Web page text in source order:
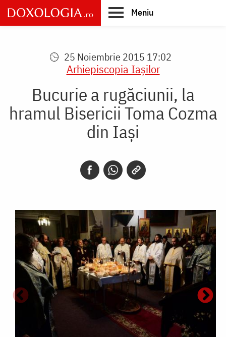
Skip
to
main
Meniu
25 Noiembrie 2015 17:02
Arhiepiscopia Iaşilor
Bucurie a rugăciunii, la
hramul Bisericii Toma Cozma
din Iaşi